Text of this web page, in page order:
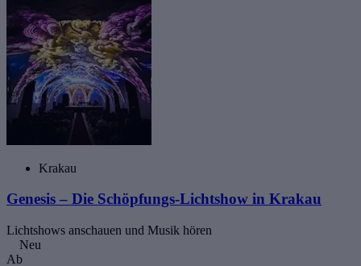
Krakau
Genesis – Die Schöpfungs-Lichtshow in Krakau
Lichtshows anschauen und Musik hören
Neu
Ab